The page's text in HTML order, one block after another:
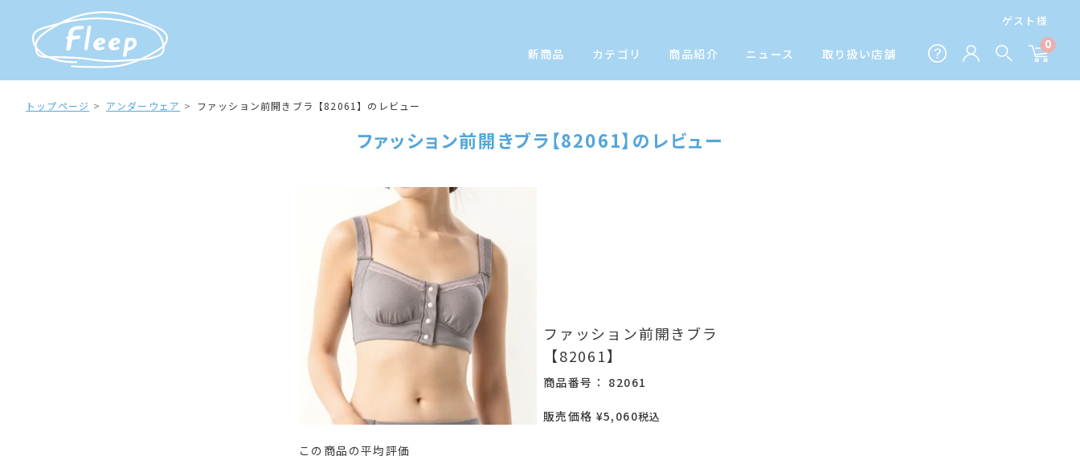
ゲスト様
新商品 カテゴリ 商品紹介 ニュース 取り扱い店舗
0
トップページ アンダーウェア ファッション前開きブラ【82061】のレビュー
ファッション前開きブラ【82061】のレビュー
ファッション前開きブラ
【82061】
商品番号 82061
販売価格 ¥5,060税込